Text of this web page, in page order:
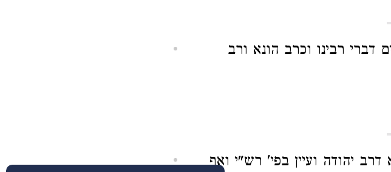
דברי רבינו וכרב הונא ורב
יהודה ועיין בפי' רש"י ואף